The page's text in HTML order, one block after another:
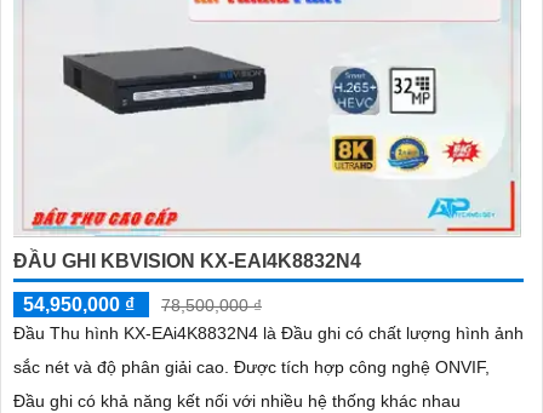
ĐẦU GHI KBVISION KX-EAI4K8832N4
54,950,000 ₫
78,500,000 ₫
Đầu Thu hình KX-EAi4K8832N4 là Đầu ghi có chất lượng hình ảnh
sắc nét và độ phân giải cao. Được tích hợp công nghệ ONVIF,
Đầu ghi có khả năng kết nối với nhiều hệ thống khác nhau